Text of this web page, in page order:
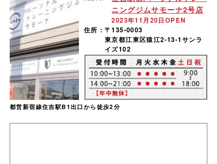
ニングジムサモーナ2号店
2023年11月20日OPEN
住所： 〒135-0003
東京都江東区猿江2-13-1サンラ
イズ102
都営新宿線住吉駅B1出口から徒歩2分